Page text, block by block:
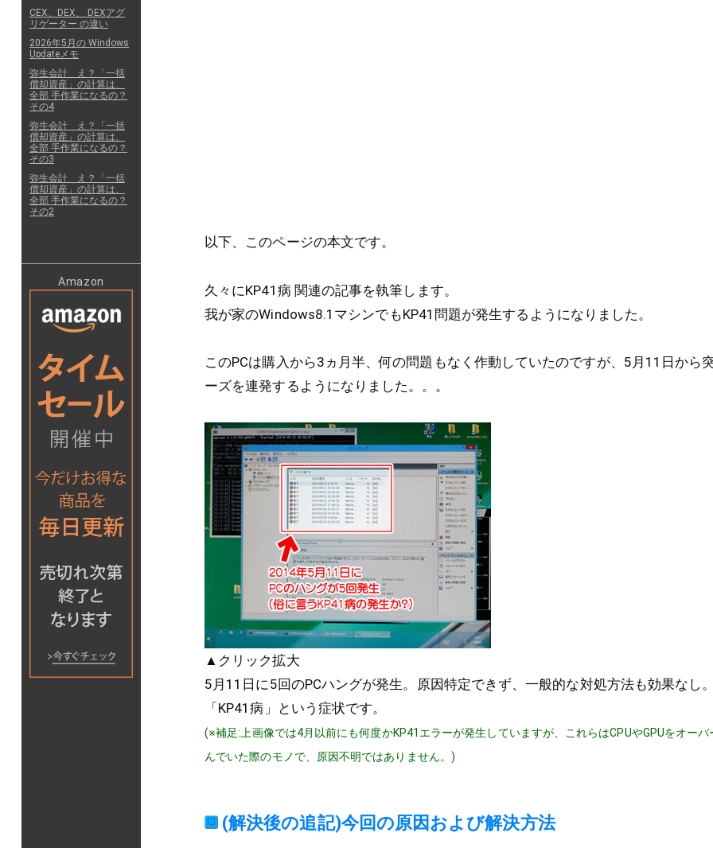
以下、このページの本文です。
久々にKP41病 関連の記事を執筆します。
我が家のWindows8.1マシンでもKP41問題が発生するようになりました。
このPCは購入から3ヵ月半、何の問題もなく作動していたのですが、5月11日から
ーズを連発するようになりました。。。
▲クリック拡大
5月11日に5回のPCハングが発生。原因特定できず、一般的な対処方法も効果なし
「KP41病」という症状です。
(※補足:上画像では4月以前にも何度かKP41エラーが発生していますが、これらはCPUやGPUをオー
んでいた際のモノで、原因不明ではありません。)
(解決後の追記)今回の原因および解決方法
CEX、DEX、 DEXアグ
リゲーター の違い
2026年5月の Windows
Updateメモ
弥生会計 え？「一括
償却資産」の計算は、
全部 手作業になるの？
その4
弥生会計 え？「一括
償却資産」の計算は、
全部 手作業になるの？
その3
弥生会計 え？「一括
償却資産」の計算は、
全部 手作業になるの？
その2
Amazon